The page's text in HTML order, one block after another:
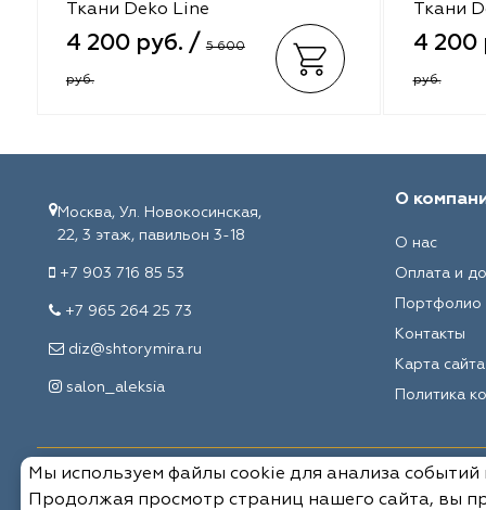
Мы используем файлы cookie для анализа
Продолжая просмотр страниц нашего сайта, вы
Decolab
Textil Express
Meksan
Ultra fabrics
Melange
Avgust
Meksan
Ultra fabrics
Ткани Deko Line
4 200 руб. /5 600
руб.
Ткани
4 200
руб.
Москва, Ул. Новокосинская,
22, 3 этаж, павильон 3-18
+7 903 716 85 53
+7 965 264 25 73
diz@shtorymira.ru
salon_aleksia
О
О нас
Оплата и
Портфолио
Контакты
Карта сайта
Политика
© 2026, Мировые ткани. Все права защищены.